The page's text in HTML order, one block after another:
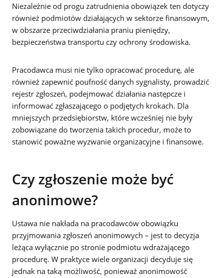
Niezależnie od progu zatrudnienia obowiązek ten dotyczy
również podmiotów działających w sektorze finansowym,
w obszarze przeciwdziałania praniu pieniędzy,
bezpieczeństwa transportu czy ochrony środowiska.
Pracodawca musi nie tylko opracować procedurę, ale
również zapewnić poufność danych sygnalisty, prowadzić
rejestr zgłoszeń, podejmować działania następcze i
informować zgłaszającego o podjętych krokach. Dla
mniejszych przedsiębiorstw, które wcześniej nie były
zobowiązane do tworzenia takich procedur, może to
stanowić poważne wyzwanie organizacyjne i finansowe.
Czy zgłoszenie może być
anonimowe?
Ustawa nie nakłada na pracodawców obowiązku
przyjmowania zgłoszeń anonimowych – jest to decyzja
leżąca wyłącznie po stronie podmiotu wdrażającego
procedurę. W praktyce wiele organizacji decyduje się
jednak na taką możliwość, ponieważ anonimowość